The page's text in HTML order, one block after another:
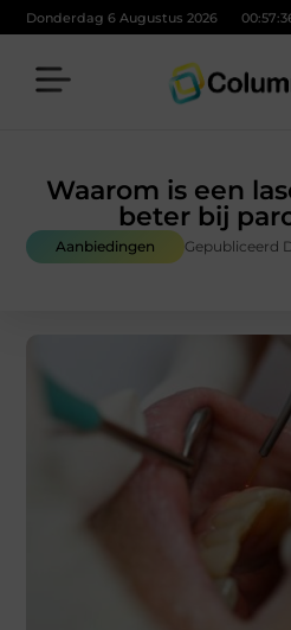
Donderdag 6 Augustus 2026
Waarom is een
beter bij
Aanbiedingen Gepubliceerd